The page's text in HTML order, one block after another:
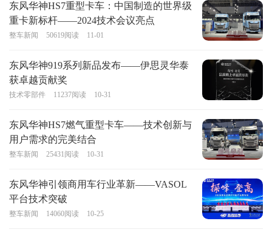
东风华神HS7重型卡车：中国制造的世界级
重卡新标杆——2024技术会议亮点
整车新闻 50619阅读 11-01
东风华神919系列新品发布——伊思灵华泰
获卓越贡献奖
技术零部件 11237阅读 10-31
东风华神HS7燃气重型卡车——技术创新与
用户需求的完美结合
整车新闻 25431阅读 10-31
东风华神引领商用车行业革新——VASOL
平台技术突破
整车新闻 14060阅读 10-25